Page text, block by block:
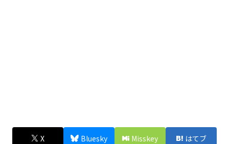
X Bluesky Misskey はてブ